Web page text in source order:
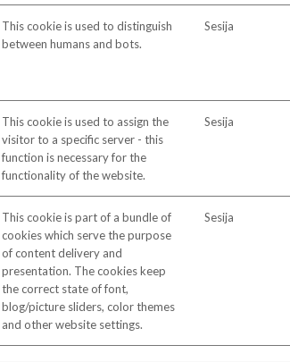
This cookie is used to distinguish
between humans and bots.
Sesija
This cookie is used to assign the
visitor to a specific server - this
function is necessary for the
functionality of the website.
Sesija
This cookie is part of a bundle of
cookies which serve the purpose
of content delivery and
presentation. The cookies keep
the correct state of font,
blog/picture sliders, color themes
and other website settings.
Sesija